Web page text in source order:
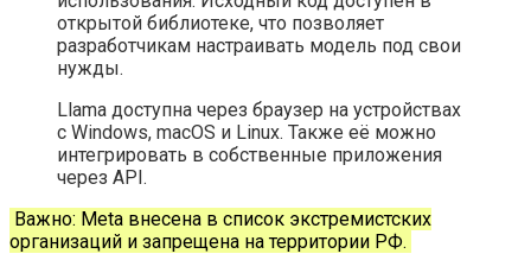
открытой библиотеке, что позволяет
разработчикам настраивать модель под свои
нужды.
Llama доступна через браузер на устройствах
с Windows, macOS и Linux. Также её можно
интегрировать в собственные приложения
через API.
Важно: Meta внесена в список экстремистских
организаций и запрещена на территории РФ.